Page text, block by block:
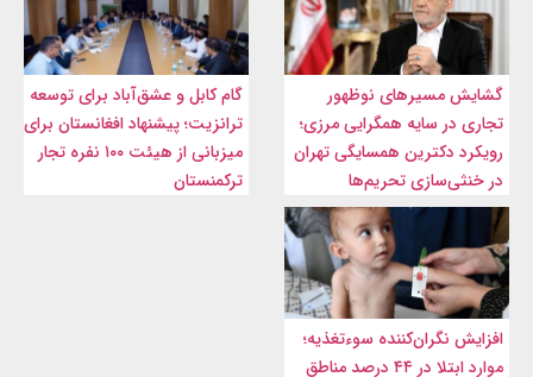
گشایش مسیرهای نوظهور
تجاری در سایه همگرایی مرزی؛
رویکرد دکترین همسایگی تهران
در خنثی‌سازی تحریم‌ها
گام کابل و عشق‌آباد برای توسعه
ترانزیت؛ پیشنهاد افغانستان برای
میزبانی از هیئت ۱۰۰ نفره تجار
ترکمنستان
افزایش نگران‌کننده سوءتغذیه؛
موارد ابتلا در ۴۴ درصد مناطق